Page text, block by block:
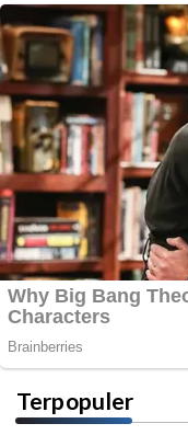
Terpopuler